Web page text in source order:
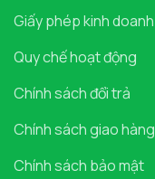
Giấy phép kinh doanh
Quy chế hoạt động
Chính sách đổi trả
Chính sách giao hàng
Chính sách bảo mật